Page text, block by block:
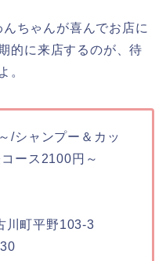
ちゃんが喜んでお店に
的に来店するのが、待
。
/シャンプー＆カッ
ース2100円～
川町平野103-3